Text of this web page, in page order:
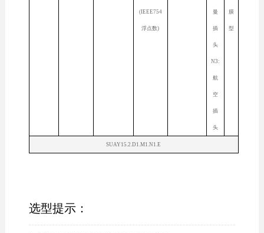
(IEEE754
浮点数)
曼
插
头
N3:
航
空
插
头
膜
型
SUAY15.2.D1.M1.N1.E
选型提示：